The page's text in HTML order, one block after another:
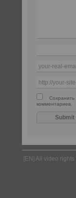
комментариев.
[EN] All video